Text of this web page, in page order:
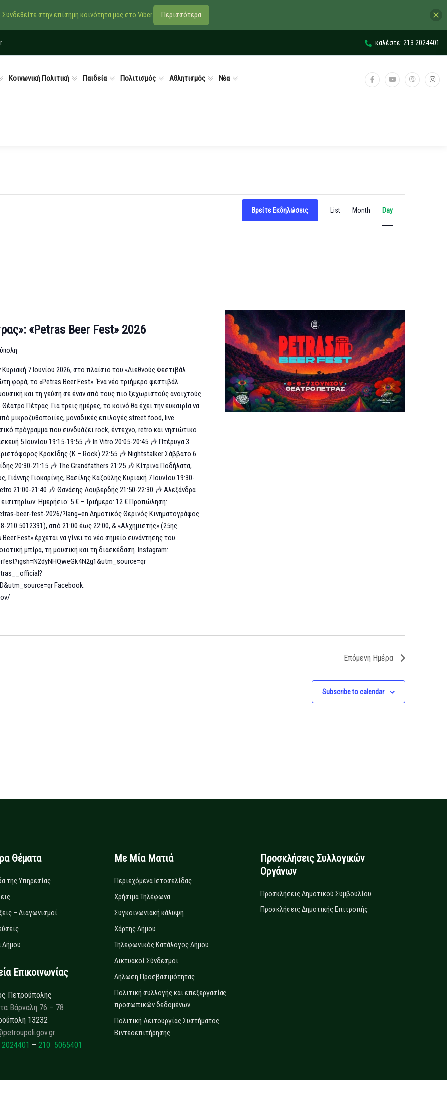
καλέστε: 213 2024401
Κοινωνική Πολιτική Παιδεία Πολιτισμός Αθλητισμός Νέα
Βρείτε Εκδηλώσεις
Views
List Month Day
«Petras Beer Fest» 2026
7 Ιουνίου 2026, στο πλαίσιο του «Διεθνούς Φεστιβάλ
φορά, το «Petras Beer Fest». Ένα νέο τριήμερο φεστιβάλ
και τη γεύση σε έναν από τους πιο ξεχωριστούς ανοιχτούς
Πέτρας. Για τρεις ημέρες, το κοινό θα έχει την ευκαιρία να
μικροζυθοποιίες, μοναδικές επιλογές street food, live
πρόγραμμα που συνδυάζει rock, έντεχνο, retro και νησιώτικο
5 Ιουνίου 19:15-19:55 🎶 In Vitro 20:05-20:45 🎶 Πτέρυγα 3
Κροκίδης (K – Rock) 22:55 🎶 Nightstalker Σάββατο 6
20:30-21:15 🎶 The Grandfathers 21:25 🎶 Κίτρινα Ποδήλατα,
Γιοκαρίνης, Βασίλης Καζούλης Κυριακή 7 Ιουνίου 19:30-
21:00-21:40 🎶 Θανάσης Λουβερδής 21:50-22:30 🎶 Αλεξάνδρα
Ημερήσιο: 5 € – Τριήμερο: 12 € Προπώληση:
beer-fest-2026/?lang=en Δημοτικός Θερινός Κινηματογράφος
210 5012391), από 21:00 έως 22:00, & «Αλχημιστής» (25ης
Fest» έρχεται να γίνει το νέο σημείο συνάντησης του
μπίρα, τη μουσική και τη διασκέδαση. Instagram:
Facebook:
Επόμενη Ημέρα
Subscribe to calendar
Θέματα
της Υπηρεσίας
– Διαγωνισμοί
Δήμου
Επικοινωνίας
Πετρούπολης
Βάρναλη 76 – 78
13232
– 210 5065401
Με Μία Ματιά
Περιεχόμενα Ιστοσελίδας
Χρήσιμα Τηλέφωνα
Συγκοινωνιακή κάλυψη
Χάρτης Δήμου
Τηλεφωνικός Κατάλογος Δήμου
Δικτυακοί Σύνδεσμοι
Δήλωση Προσβασιμότητας
Πολιτική συλλογής και επεξεργασίας
προσωπικών δεδομένων
Πολιτική Λειτουργίας Συστήματος
Βιντεοεπιτήρησης
Προσκλήσεις Συλλογικών
Οργάνων
Προσκλήσεις Δημοτικού Συμβουλίου
Προσκλήσεις Δημοτικής Επιτροπής
Συνδεθείτε στην επίσημη κοινότητα μας στο Viber. Περισσότερα